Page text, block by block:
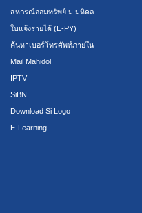
สหกรณ์ออมทรัพย์ ม.มหิดล
ใบแจ้งรายได้ (E-PY)
ค้นหาเบอร์โทรศัพท์ภายใน
Mail Mahidol
IPTV
SiBN
Download Si Logo
E-Learning